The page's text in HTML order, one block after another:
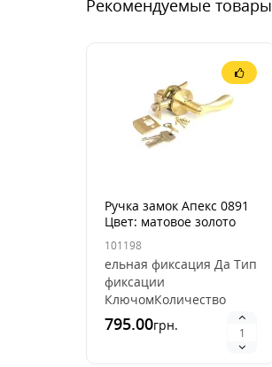
Рекомендуемые товары
Ручка замок Апекс 0891
Цвет: матовое золото
(GM)
101198
ельная фиксация Да Тип
фиксации
КлючомКоличество
ключей 3 штПокрытие
ручек ГальваникаЦвет
795.00грн.